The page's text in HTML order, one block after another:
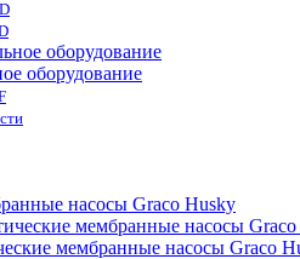
оборудование
насосы Graco Husky
мембранные насосы Graco